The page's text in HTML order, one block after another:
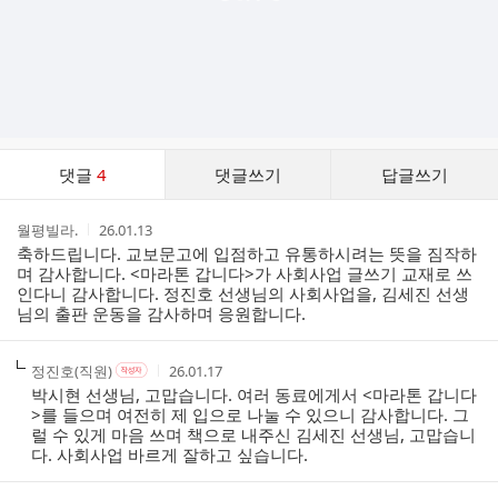
댓글 4 댓글쓰기 답글쓰기
작
성
자
월평빌라.
작
성
시
간
26.01.13
축하드립니다. 교보문고에 입점하고 유통하시려는 뜻을 짐작하
며 감사합니다. <마라톤 갑니다>가 사회사업 글쓰기 교재로 쓰
인다니 감사합니다. 정진호 선생님의 사회사업을, 김세진 선생
님의 출판 운동을 감사하며 응원합니다.
작
성
자
정진호(직원)작
성
자
본
인
여
부
작
성
자
작
성
시
간
26.01.17
박시현 선생님, 고맙습니다. 여러 동료에게서 <마라톤 갑니다
>를 들으며 여전히 제 입으로 나눌 수 있으니 감사합니다. 그
럴 수 있게 마음 쓰며 책으로 내주신 김세진 선생님, 고맙습니
다. 사회사업 바르게 잘하고 싶습니다.